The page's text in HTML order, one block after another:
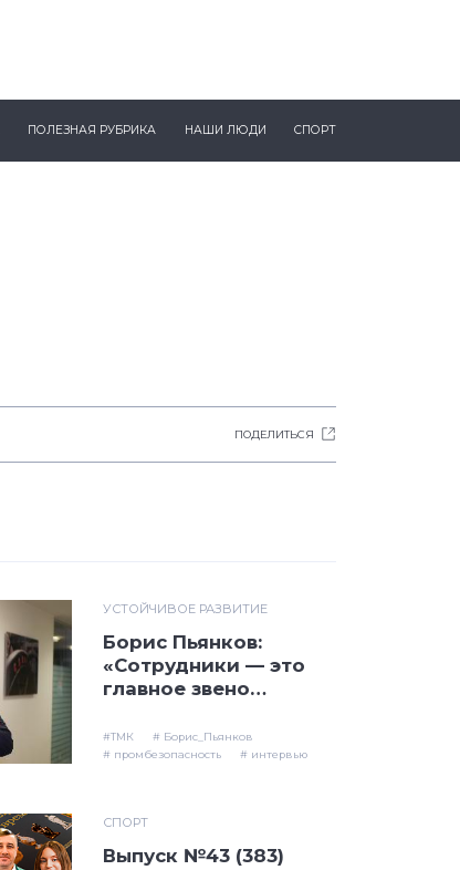
ПОЛЕЗНАЯ РУБРИКА НАШИ ЛЮДИ СПОРТ
ПОДЕЛИТЬСЯ
УСТОЙЧИВОЕ РАЗВИТИЕ
Борис Пьянков:
«Сотрудники — это
главное звено
#ТМК
# Борис_Пьянков
# промбезопасность
# интервью
СПОРТ
Выпуск №43 (383)